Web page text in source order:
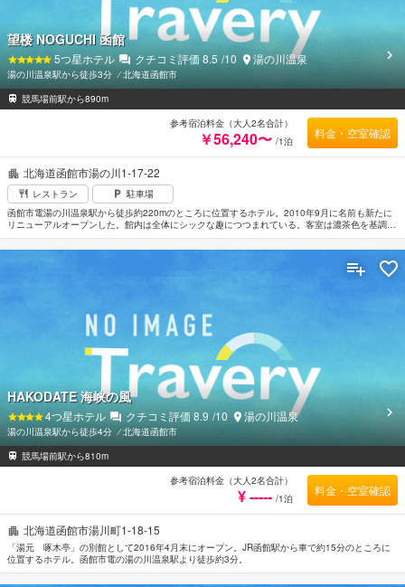
北海道函館市湯の川1-17-22
レストラン
駐車場
函館市電湯の川温泉駅から徒歩約220mのところに位置するホテル。2010年9月に名前も新たに
リニューアルオープンした。館内は全体にシックな趣につつまれている。客室は濃茶色を基調と
したモノトーンのモダンな空間。おひとりさまでの滞在を意識した部屋やメゾネットタイプのス
イートなども用意されている。展望露天風呂や一面の窓から夜景を望みながらくつろげるラウン
ジなどでくつろぐのもよい。エステサロンは女性専用。函館駅へは車で約15分。函館空港から車
望楼 NOGUCHI 函館
5つ星ホテル クチコミ評価8.5 /10 湯の川温泉
湯の川温泉駅から徒歩3分 ⁄北海道函館市
競馬場前駅から890m
参考宿泊料金（大人2名合計）
￥56,240〜 /1泊
料金・空室確認
北海道函館市湯川町1-18-15
「湯元 啄木亭」の別館として2016年4月末にオープン。JR函館駅から車で約15分のところに
位置するホテル。函館市電の湯の川温泉駅より徒歩約3分。
HAKODATE 海峡の風
4つ星ホテル クチコミ評価8.9 /10 湯の川温泉
湯の川温泉駅から徒歩4分 ⁄北海道函館市
競馬場前駅から810m
参考宿泊料金（大人2名合計）
¥ ----- /1泊
料金・空室確認